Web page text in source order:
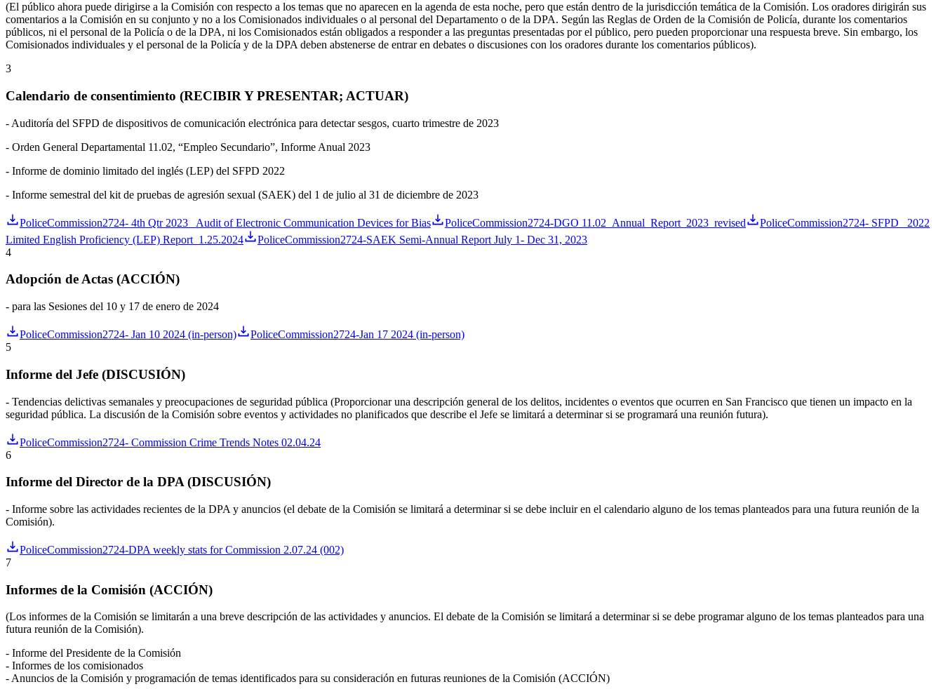
(El público ahora puede dirigirse a la Comisión con respecto a los temas que no aparecen en la agenda de esta noche, pero que están dentro de la jurisdicción temática de la Comisión. Los oradores dirigirán sus
comentarios a la Comisión en su conjunto y no a los Comisionados individuales o al personal del Departamento o de la DPA. Según las Reglas de Orden de la Comisión de Policía, durante los comentarios
públicos, ni el personal de la Policía o de la DPA, ni los Comisionados están obligados a responder a las preguntas presentadas por el público, pero pueden proporcionar una respuesta breve. Sin embargo, los
Comisionados individuales y el personal de la Policía y de la DPA deben abstenerse de entrar en debates o discusiones con los oradores durante los comentarios públicos).
3
Calendario de consentimiento (RECIBIR Y PRESENTAR; ACTUAR)
- Auditoría del SFPD de dispositivos de comunicación electrónica para detectar sesgos, cuarto trimestre de 2023
- Orden General Departamental 11.02, “Empleo Secundario”, Informe Anual 2023
- Informe de dominio limitado del inglés (LEP) del SFPD 2022
- Informe semestral del kit de pruebas de agresión sexual (SAEK) del 1 de julio al 31 de diciembre de 2023
PoliceCommission2724- 4th Qtr 2023_ Audit of Electronic Communication Devices for Bias PoliceCommission2724-DGO 11.02_Annual_Report_2023_revised
PoliceCommission2724- SFPD_ 2022
Limited English Proficiency (LEP) Report_1.25.2024
PoliceCommission2724-SAEK Semi-Annual Report July 1- Dec 31, 2023
4
Adopción de Actas (ACCIÓN)
- para las Sesiones del 10 y 17 de enero de 2024
PoliceCommission2724- Jan 10 2024 (in-person)
PoliceCommission2724-Jan 17 2024 (in-person)
5
Informe del Jefe (DISCUSIÓN)
- Tendencias delictivas semanales y preocupaciones de seguridad pública (Proporcionar una descripción general de los delitos, incidentes o eventos que ocurren en San Francisco que tienen un impacto en la
seguridad pública. La discusión de la Comisión sobre eventos y actividades no planificados que describe el Jefe se limitará a determinar si se programará una reunión futura).
PoliceCommission2724- Commission Crime Trends Notes 02.04.24
6
Informe del Director de la DPA (DISCUSIÓN)
- Informe sobre las actividades recientes de la DPA y anuncios (el debate de la Comisión se limitará a determinar si se debe incluir en el calendario alguno de los temas planteados para una futura reunión de la
Comisión).
PoliceCommission2724-DPA weekly stats for Commission 2.07.24 (002)
7
Informes de la Comisión (ACCIÓN)
(Los informes de la Comisión se limitarán a una breve descripción de las actividades y anuncios. El debate de la Comisión se limitará a determinar si se debe programar alguno de los temas planteados para una
futura reunión de la Comisión).
- Informe del Presidente de la Comisión
- Informes de los comisionados
- Anuncios de la Comisión y programación de temas identificados para su consideración en futuras reuniones de la Comisión (ACCIÓN)